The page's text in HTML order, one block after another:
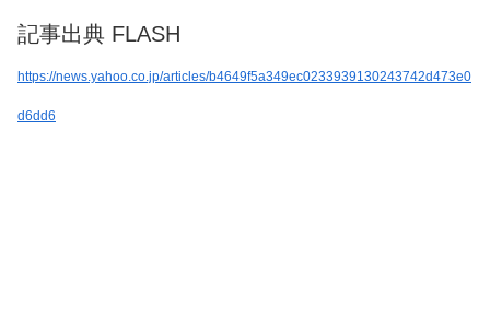
記事出典 FLASH
https://news.yahoo.co.jp/articles/b4649f5a349ec0233939130243742d473e0
d6dd6